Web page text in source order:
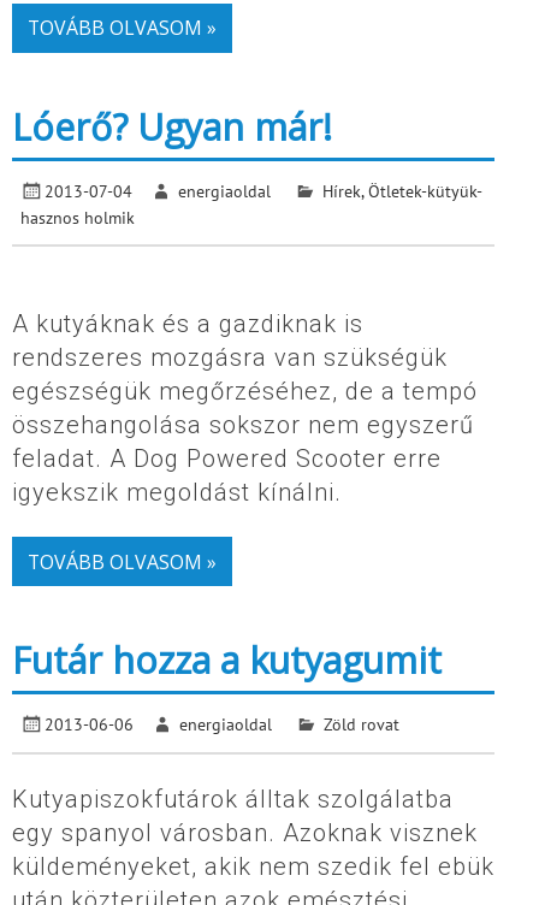
TOVÁBB OLVASOM »
Lóerő? Ugyan már!
2013-07-04 energiaoldal Hírek,Ötletek-kütyük-
hasznos holmik
A kutyáknak és a gazdiknak is
rendszeres mozgásra van szükségük
egészségük megőrzéséhez, de a tempó
összehangolása sokszor nem egyszerű
feladat. A Dog Powered Scooter erre
igyekszik megoldást kínálni.
TOVÁBB OLVASOM »
Futár hozza a kutyagumit
2013-06-06 energiaoldal Zöld rovat
Kutyapiszokfutárok álltak szolgálatba
egy spanyol városban. Azoknak visznek
küldeményeket, akik nem szedik fel ebük